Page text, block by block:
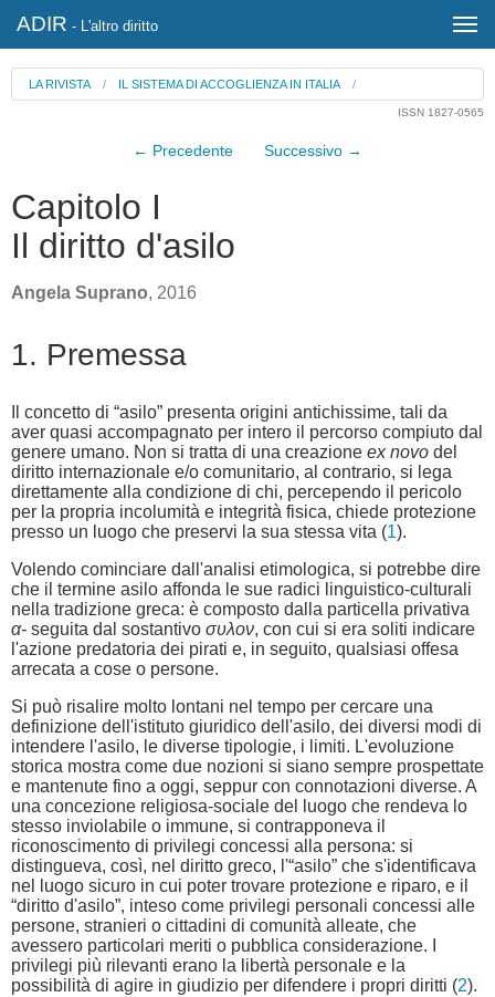
ADIR - L'altro diritto
LA RIVISTA / IL SISTEMA DI ACCOGLIENZA IN ITALIA/
ISSN 1827-0565
← Precedente Successivo →
Capitolo I
Il diritto d'asilo
Angela Suprano, 2016
1. Premessa
Il concetto di “asilo” presenta origini antichissime, tali da
aver quasi accompagnato per intero il percorso compiuto dal
genere umano. Non si tratta di una creazione ex novo del
diritto internazionale e/o comunitario, al contrario, si lega
direttamente alla condizione di chi, percependo il pericolo
per la propria incolumità e integrità fisica, chiede protezione
presso un luogo che preservi la sua stessa vita (1).
Volendo cominciare dall'analisi etimologica, si potrebbe dire
che il termine asilo affonda le sue radici linguistico-culturali
nella tradizione greca: è composto dalla particella privativa
α- seguita dal sostantivo συλον, con cui si era soliti indicare
l'azione predatoria dei pirati e, in seguito, qualsiasi offesa
arrecata a cose o persone.
Si può risalire molto lontani nel tempo per cercare una
definizione dell'istituto giuridico dell'asilo, dei diversi modi di
intendere l'asilo, le diverse tipologie, i limiti. L'evoluzione
storica mostra come due nozioni si siano sempre prospettate
e mantenute fino a oggi, seppur con connotazioni diverse. A
una concezione religiosa-sociale del luogo che rendeva lo
stesso inviolabile o immune, si contrapponeva il
riconoscimento di privilegi concessi alla persona: si
distingueva, così, nel diritto greco, l'“asilo” che s'identificava
nel luogo sicuro in cui poter trovare protezione e riparo, e il
“diritto d'asilo”, inteso come privilegi personali concessi alle
persone, stranieri o cittadini di comunità alleate, che
avessero particolari meriti o pubblica considerazione. I
privilegi più rilevanti erano la libertà personale e la
possibilità di agire in giudizio per difendere i propri diritti (2).